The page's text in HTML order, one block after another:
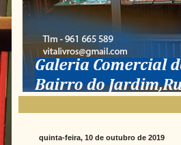
quinta-feira, 10 de outubro de 2019